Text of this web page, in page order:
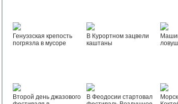
Генуэзская крепость
погрязла в мусоре
В Курортном зацвели
каштаны
Второй день джазового
В Феодосии стартовал